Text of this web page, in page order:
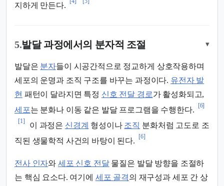
지하게 만든다.
5.발달 과정에서의 분자적 조절 ▾
발달은 분자들이 시공간적으로 정교하게 상호작용하며
세포의 운명과 조직 구조를 바꾸는 과정이다. 유전자 발
현 패턴이 달라지면 특정 신호 전달 경로가 활성화되고,
세포는 분화나 이동 같은 발달 프로그램을 수행한다.
[6]
[1]
이 과정은 신경계 형성이나 조직 분화처럼 고도로 조
직된 생물학적 사건의 바탕이 된다.
[6]
전사 인자와 세포 신호 전달물질은 발달 방향을 조절하
는 핵심 요소다. 여기에 세포 골격의 재구성과 세포 간 상